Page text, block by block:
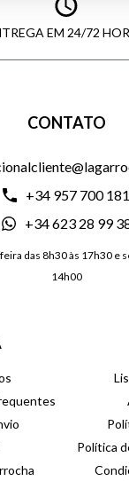
EM 24/72
CONTATO
+34 957 700 181
+34 623 28 99
das 8h30 às 17h30 e
14h00
Política